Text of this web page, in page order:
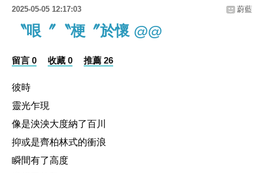
2025-05-05 12:17:03 蔚藍
〝哏〞〝梗〞於懷 @@
留言 0 收藏 0 推薦 26
彼時
靈光乍現
像是泱泱大度納了百川
抑或是齊柏林式的衝浪
瞬間有了高度